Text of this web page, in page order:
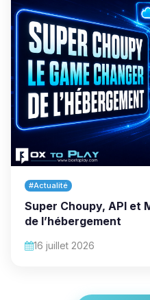
#Actualité
Super Choupy, API et
de l’hébergement
16 juillet 2026